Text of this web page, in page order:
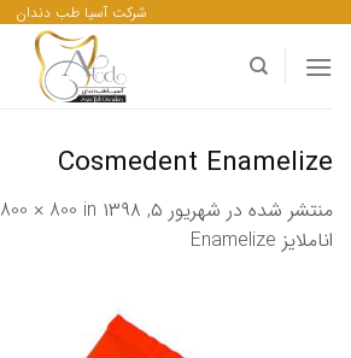
بروید
شرکت آسیا طب دندان
Cosmedent Enamelize
منتشر شده در شهریور ۵, ۱۳۹۸ 800 × 800 in
اناملایز Enamelize